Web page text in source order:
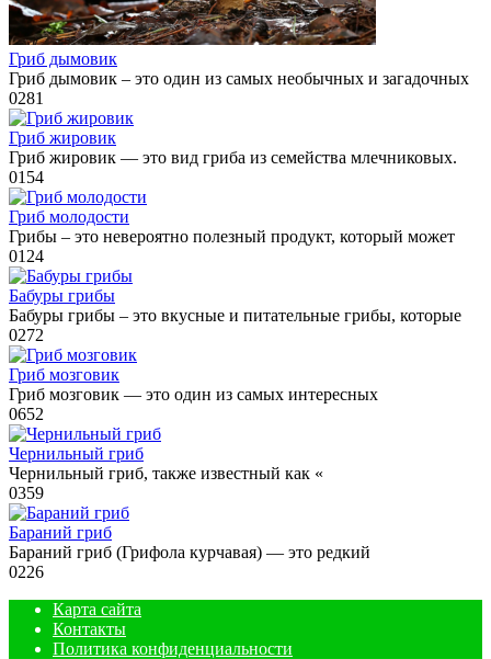
Гриб дымовик
Гриб дымовик – это один из самых необычных и загадочных
0281
Гриб жировик
Гриб жировик — это вид гриба из семейства млечниковых.
0154
Гриб молодости
Грибы – это невероятно полезный продукт, который может
0124
Бабуры грибы
Бабуры грибы – это вкусные и питательные грибы, которые
0272
Гриб мозговик
Гриб мозговик — это один из самых интересных
0652
Чернильный гриб
Чернильный гриб, также известный как «
0359
Бараний гриб
Бараний гриб (Грифола курчавая) — это редкий
0226
Карта сайта
Контакты
Политика конфиденциальности